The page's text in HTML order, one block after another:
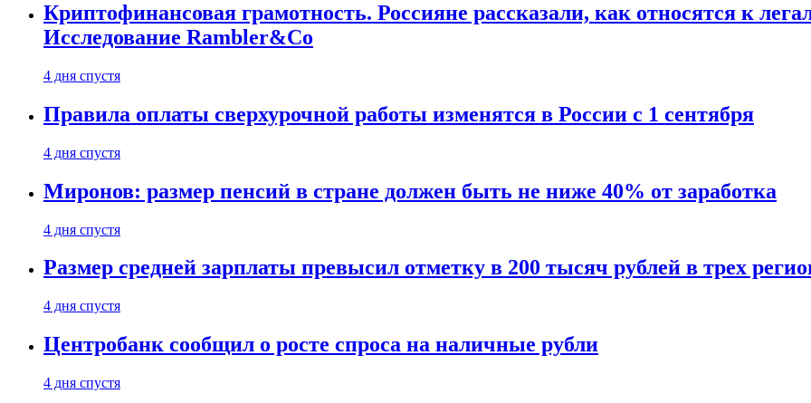
Криптофинансовая грамотность. Россияне рассказали, как относятся к
Исследование Rambler&Co
4 дня спустя
Правила оплаты сверхурочной работы изменятся в России с 1 сентября
4 дня спустя
Миронов: размер пенсий в стране должен быть не ниже 40% от заработка
4 дня спустя
Размер средней зарплаты превысил отметку в 200 тысяч рублей в трех
4 дня спустя
Центробанк сообщил о росте спроса на наличные рубли
4 дня спустя